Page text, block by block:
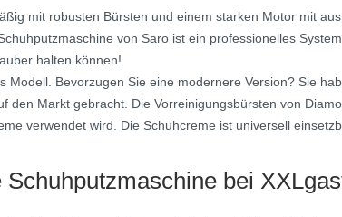
mit robusten Bürsten und einem starken Motor mit
von Saro ist ein professionelles
halten können!
Modell. Bevorzugen Sie eine modernere Version? Sie
den Markt gebracht. Die Vorreinigungsbürsten von
verwendet wird. Die Schuhcreme ist universell
bei